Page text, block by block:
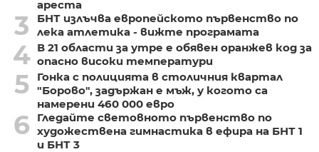
ареста
3
БНТ излъчва европейското първенство по
лека атлетика - вижте програмата
4 В 21 области за утре е обявен оранжев код за
опасно високи температури
5
Гонка с полицията в столичния квартал
"Борово", задържан е мъж, у когото са
намерени 460 000 евро
6
Гледайте световното първенство по
художествена гимнастика в ефира на БНТ 1
и БНТ 3